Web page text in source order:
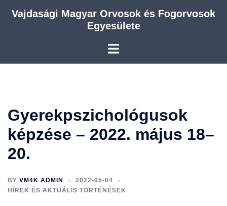
Vajdasági Magyar Orvosok és Fogorvosok
Egyesülete
Gyerekpszichológusok
képzése – 2022. május 18–
20.
BY VM4K ADMIN
2022-05-04
HÍREK ÉS AKTUÁLIS TÖRTÉNÉSEK